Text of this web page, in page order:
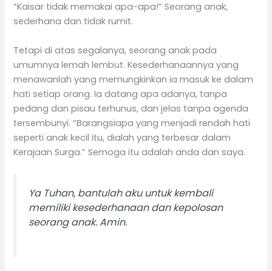
“Kaisar tidak memakai apa-apa!” Seorang anak,
sederhana dan tidak rumit.
Tetapi di atas segalanya, seorang anak pada
umumnya lemah lembut. Kesederhanaannya yang
menawanlah yang memungkinkan ia masuk ke dalam
hati setiap orang. Ia datang apa adanya, tanpa
pedang dan pisau terhunus, dan jelas tanpa agenda
tersembunyi. “Barangsiapa yang menjadi rendah hati
seperti anak kecil itu, dialah yang terbesar dalam
Kerajaan Surga.” Semoga itu adalah anda dan saya.
Ya Tuhan, bantulah aku untuk kembali
memiliki kesederhanaan dan kepolosan
seorang anak. Amin.